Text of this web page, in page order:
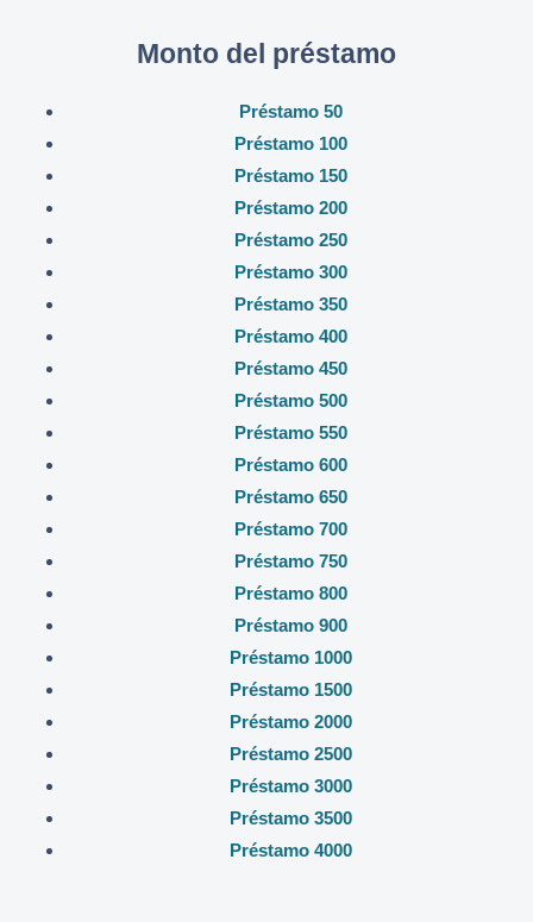
Monto del préstamo
Préstamo 50
Préstamo 100
Préstamo 150
Préstamo 200
Préstamo 250
Préstamo 300
Préstamo 350
Préstamo 400
Préstamo 450
Préstamo 500
Préstamo 550
Préstamo 600
Préstamo 650
Préstamo 700
Préstamo 750
Préstamo 800
Préstamo 900
Préstamo 1000
Préstamo 1500
Préstamo 2000
Préstamo 2500
Préstamo 3000
Préstamo 3500
Préstamo 4000